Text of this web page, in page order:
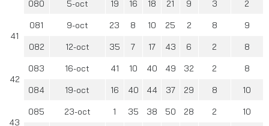
080 5-oct 19 16 18 21 9 3 2
41
081 9-oct 23 8 10 25 2 8 9
082 12-oct 35 7 17 43 6 2 8
42
083 16-oct 41 10 40 49 32 2 8
084 19-oct 16 40 44 37 29 8 10
43
085 23-oct 1 35 38 50 28 2 10